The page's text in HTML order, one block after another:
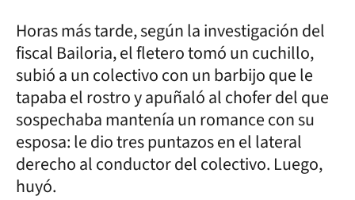
Horas más tarde, según la investigación del
fiscal Bailoria, el fletero tomó un cuchillo,
subió a un colectivo con un barbijo que le
tapaba el rostro y apuñaló al chofer del que
sospechaba mantenía un romance con su
esposa: le dio tres puntazos en el lateral
derecho al conductor del colectivo. Luego,
huyó.